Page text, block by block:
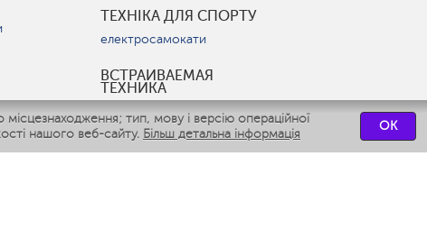
тип, мову і версію операційної
нашого веб-сайту. Більш детальна інформація
OK
ТЕХНІКА ДЛЯ СПОРТУ
електросамокати
ВСТРАИВАЕМАЯ
ТЕХНИКА
Вытяжки
Варочные панели
Духовые шкафы